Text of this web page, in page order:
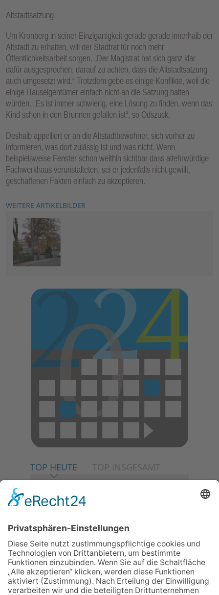
Altstadtsatzung
Um Kronberg in seiner Einzigartigkeit gerade gerade innerhalb der
Altstadt zu erhalten, will der Stadtrat für noch mehr
Öffentlichkeitsarbeit sorgen. „Der Magistrat hat sich ganz klar
dafür ausgesprochen, darauf zu achten, dass die Altstadtsatzung
auch umgesetzt wird.“ Trotzdem gebe es einige Konflikte, weil die
einige Hauseigentümer einfach nicht an die Satzung halten
würden. „Es ist immer schwierig, eine Lösung zu finden, wenn das
Kind schon in den Brunnen gefallen ist“, so Odszuck.
Deshalb appelliert er an die Altstadtbewohner, sich vorher zu
informieren, was dort zulässig ist und was nicht. Wenn
beispielsweise Fenster schon weithin sichtbar dass altehrwürdige
Fachwerkhaus verunstalteten, sei er jedenfalls nicht gewillt,
geschaffenen Fakten einfach zu akzeptieren.
WEITERE ARTIKELBILDER
TOP HEUTE TOP INSGESAMT
30.07.2026
Ganz Niederhöchstadt wird zur
Festmeile
06.08.2026
Baustellenführung führt auch in
die Zukunft der Stadt
Königstein